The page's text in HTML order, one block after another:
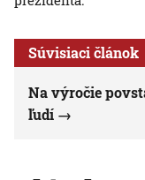
Súvisiaci článok
Na výročie
ľudí